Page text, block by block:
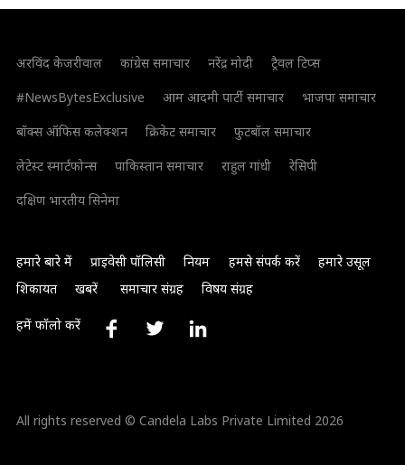
अरविंद केजरीवाल कांग्रेस समाचार नरेंद्र मोदी
ट्रैवल टिप्स
#NewsBytesExclusive
आम आदमी पार्टी समाचार
भाजपा समाचार
बॉक्स ऑफिस कलेक्शन
क्रिकेट समाचार
फुटबॉल समाचार
लेटेस्ट स्मार्टफोन्स
पाकिस्तान समाचार राहुल गांधी
रेसिपी
दक्षिण भारतीय सिनेमा
हमारे बारे में प्राइवेसी पॉलिसी नियम हमसे संपर्क करें
हमारे उसूल
शिकायत
खबरें समाचार संग्रह विषय संग्रह
हमें फॉलो करें
All rights reserved © Candela Labs Private Limited 2026